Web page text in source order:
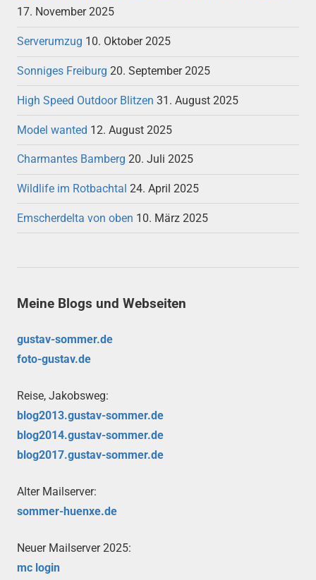
17. November 2025
Serverumzug 10. Oktober 2025
Sonniges Freiburg 20. September 2025
High Speed Outdoor Blitzen 31. August 2025
Model wanted 12. August 2025
Charmantes Bamberg 20. Juli 2025
Wildlife im Rotbachtal 24. April 2025
Emscherdelta von oben 10. März 2025
Meine Blogs und Webseiten
gustav-sommer.de
foto-gustav.de
Reise, Jakobsweg:
blog2013.gustav-sommer.de
blog2014.gustav-sommer.de
blog2017.gustav-sommer.de
Alter Mailserver:
sommer-huenxe.de
Neuer Mailserver 2025:
mc login